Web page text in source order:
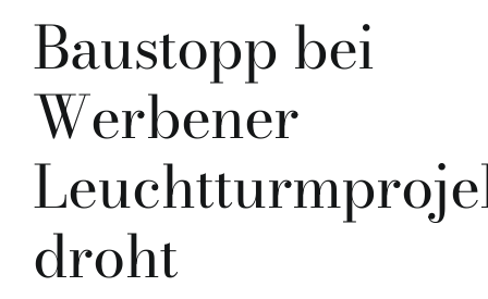
Baustopp bei
Werbener
droht